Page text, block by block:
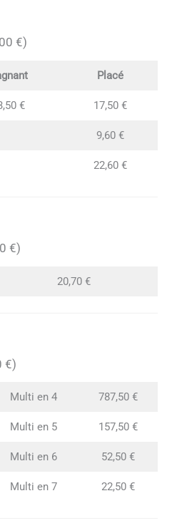
€)
Placé
€ 17,50 €
9,60 €
22,60 €
€)
20,70 €
€)
Multi en 4 787,50 €
Multi en 5 157,50 €
Multi en 6 52,50 €
Multi en 7 22,50 €